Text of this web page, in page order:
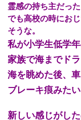
霊感の持ち主だった
でも高校の時にお
そうな。
私が小学生低学年
家族で海までドラ
海を眺めた後、
ブレーキ痕みた
新しい感じがした